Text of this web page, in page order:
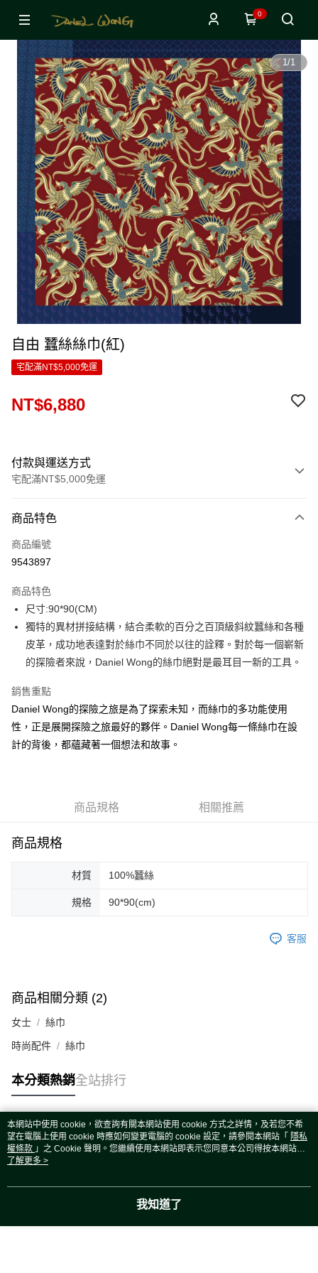
0
1/1
自由 蠶絲絲巾(紅)
宅配滿NT$5,000免運
NT$6,880
付款與運送方式
宅配滿NT$5,000免運
信用卡一次付款
LINE Pay
ATM付款
運送方式
宅配
宅配(外島)
每筆NT$120，滿NT$5,000(含以上)免運費
商品特色
商品編號
9543897
商品特色
尺寸:90*90(CM)
獨特的異材拼接結構，結合柔軟的百分之百頂級斜紋蠶絲和各種
皮革，成功地表達對於絲巾不同於以往的詮釋。對於每一個嶄新
的探險者來說，Daniel Wong的絲巾絕對是最耳目一新的工具。
銷售重點
Daniel Wong的探險之旅是為了探索未知，而絲巾的多功能使用
性，正是展開探險之旅最好的夥伴。Daniel Wong每一條絲巾在設
計的背後，都蘊藏著一個想法和故事。
商品規格 相關推薦
商品規格
材質 100%蠶絲
規格 90*90(cm)
客服
商品相關分類 (2)
女士 絲巾
時尚配件 絲巾
本分類熱銷全站排行
熱門標籤
本網站中使用 cookie，欲查詢有關本網站使用 cookie 方式之詳情，及若您不希
望在電腦上使用 cookie 時應如何變更電腦的 cookie 設定，請參閱本網站「 隱私
權條款 」之 Cookie 聲明。您繼續使用本網站即表示您同意本公司得按本網站使
用條款之 Cookie 聲明使用 cookie。
了解更多 >
我知道了